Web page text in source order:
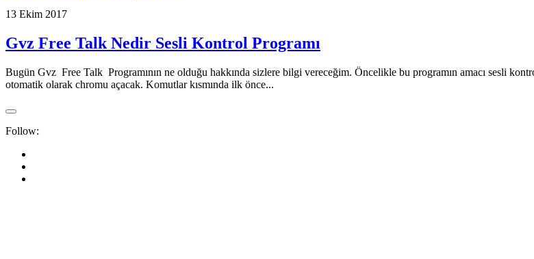
13 Ekim 2017
Gvz Free Talk Nedir Sesli Kontrol Programı
Bugün Gvz Free Talk Programının ne olduğu hakkında sizlere bilgi vereceğim. Öncelikle bu programın amacı sesli
otomatik olarak chromu açacak. Komutlar kısmında ilk önce...
Follow: